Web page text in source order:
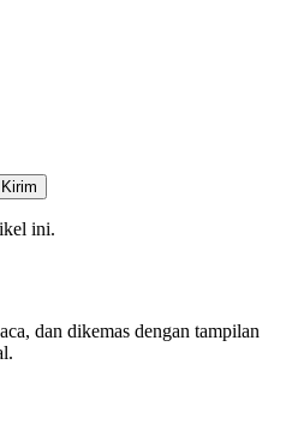
Kirim
ini.
dan dikemas dengan tampilan